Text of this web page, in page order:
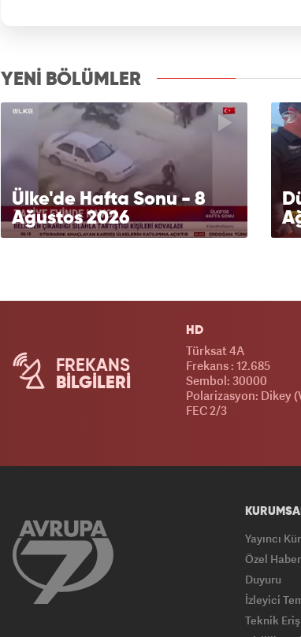
YENİ BÖLÜMLER
Ülke'de Hafta Sonu - 8
Ağustos 2026
FREKANS
BİLGİLERİ
HD
Türksat 4A
Frekans : 12.685
Sembol: 30000
Polarizasyon: Dikey
FEC 2/3
Yayıncı
Özel Haber
Duyuru
İzleyici
Teknik